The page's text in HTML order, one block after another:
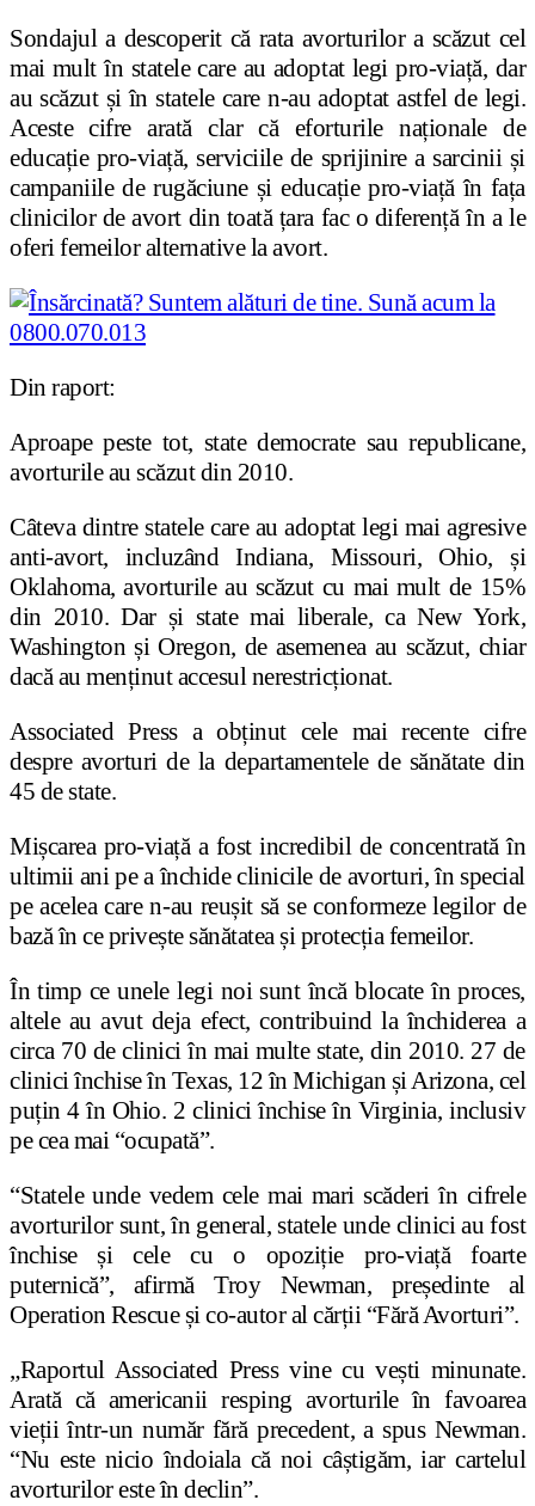
Sondajul a descoperit că rata avorturilor a scăzut cel
mai mult în statele care au adoptat legi pro-viață, dar
au scăzut și în statele care n-au adoptat astfel de legi.
Aceste cifre arată clar că eforturile naționale de
educație pro-viață, serviciile de sprijinire a sarcinii și
campaniile de rugăciune și educație pro-viață în fața
clinicilor de avort din toată țara fac o diferență în a le
oferi femeilor alternative la avort.
Din raport:
Aproape peste tot, state democrate sau republicane,
avorturile au scăzut din 2010.
Câteva dintre statele care au adoptat legi mai agresive
anti-avort, incluzând Indiana, Missouri, Ohio, și
Oklahoma, avorturile au scăzut cu mai mult de 15%
din 2010. Dar și state mai liberale, ca New York,
Washington și Oregon, de asemenea au scăzut, chiar
dacă au menținut accesul nerestricționat.
Associated Press a obținut cele mai recente cifre
despre avorturi de la departamentele de sănătate din
45 de state.
Mișcarea pro-viață a fost incredibil de concentrată în
ultimii ani pe a închide clinicile de avorturi, în special
pe acelea care n-au reușit să se conformeze legilor de
bază în ce privește sănătatea și protecția femeilor.
În timp ce unele legi noi sunt încă blocate în proces,
altele au avut deja efect, contribuind la închiderea a
circa 70 de clinici în mai multe state, din 2010. 27 de
clinici închise în Texas, 12 în Michigan și Arizona, cel
puțin 4 în Ohio. 2 clinici închise în Virginia, inclusiv
pe cea mai “ocupată”.
“Statele unde vedem cele mai mari scăderi în cifrele
avorturilor sunt, în general, statele unde clinici au fost
închise și cele cu o opoziție pro-viață foarte
puternică”, afirmă Troy Newman, președinte al
Operation Rescue și co-autor al cărții “Fără Avorturi”.
„Raportul Associated Press vine cu vești minunate.
Arată că americanii resping avorturile în favoarea
vieții într-un număr fără precedent, a spus Newman.
“Nu este nicio îndoiala că noi câștigăm, iar cartelul
avorturilor este în declin”.